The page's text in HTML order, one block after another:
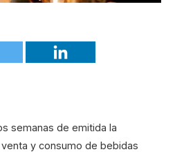
semanas de emitida la
y consumo de bebidas